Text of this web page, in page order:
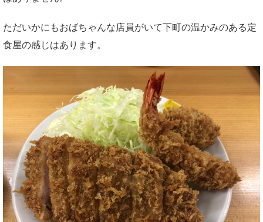
ただいかにもおばちゃんな店員がいて下町の温かみのある定
食屋の感じはあります。